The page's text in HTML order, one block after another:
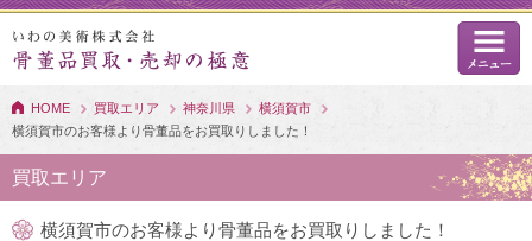
HOME 買取エリア 神奈川県
横須賀市
横須賀市のお客様より骨董品をお買取りしました！
買取エリア
横須賀市のお客様より骨董品をお買取りしました！